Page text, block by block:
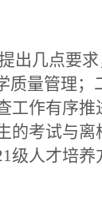
出几点要
质量管理
工作有序
的考试与
级人才培